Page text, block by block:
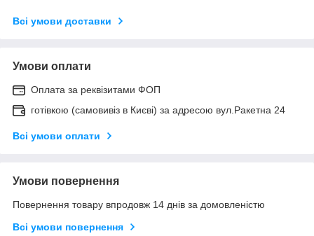
Всі умови доставки
Умови оплати
Оплата за реквізитами ФОП
готівкою (самовивіз в Києві) за адресою вул.Ракетна 24
Всі умови оплати
Умови повернення
Повернення товару впродовж 14 днів за домовленістю
Всі умови повернення